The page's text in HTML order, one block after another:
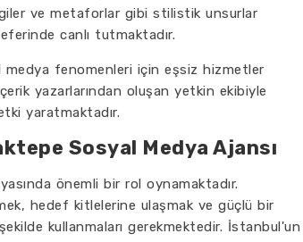
ve metaforlar gibi stilistik unsurlar
canlı tutmaktadır.
medya fenomenleri için eşsiz hizmetler
yazarlarından oluşan yetkin ekibiyle
yaratmaktadır.
Sosyal Medya Ajansı
önemli bir rol oynamaktadır.
hedef kitlelerine ulaşmak ve güçlü bir
kullanmaları gerekmektedir. İstanbul'un